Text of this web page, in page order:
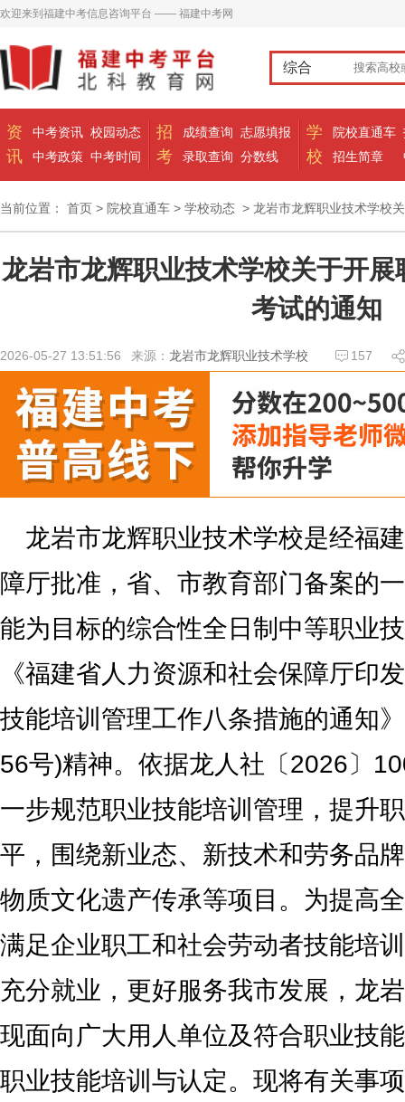
欢迎来到福建中考信息咨询平台 —— 福建中考网
综合
资
讯
中考资讯
中考政策
校园动态
中考时间
招
考
成绩查询
录取查询
志愿填报
分数线
学
校
院校直通车
招生简章
当前位置： 首页 > 院校直通车 > 学校动态 > 龙岩市龙辉职业技术学校
龙岩市龙辉职业技术学校关于开
考试的通知
2026-05-27 13:51:56 来源： 龙岩市龙辉职业技术学校 157
龙岩市龙辉职业技术学校是经福
障厅批准，省、市教育部门备案的
能为目标的综合性全日制中等职业
《福建省人力资源和社会保障厅印
技能培训管理工作八条措施的通知
56号)精神。依据龙人社〔2026〕
一步规范职业技能培训管理，提升
平，围绕新业态、新技术和劳务品
物质文化遗产传承等项目。为提高
满足企业职工和社会劳动者技能培
充分就业，更好服务我市发展，龙
现面向广大用人单位及符合职业技
职业技能培训与认定。现将有关事